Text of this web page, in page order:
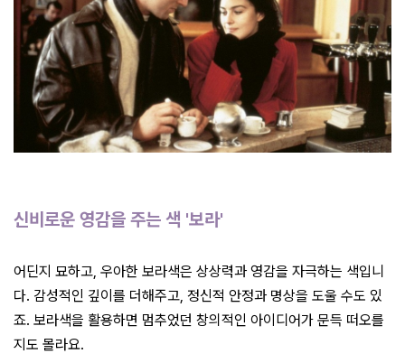
신비로운 영감을 주는 색 '보라'
어딘지 묘하고, 우아한 보라색은 상상력과 영감을 자극하는 색입니
다. 감성적인 깊이를 더해주고, 정신적 안정과 명상을 도울 수도 있
죠. 보라색을 활용하면 멈추었던 창의적인 아이디어가 문득 떠오를
지도 몰라요.